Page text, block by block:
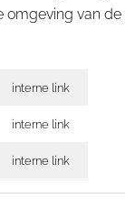
omgeving van de
interne link
interne link
interne link